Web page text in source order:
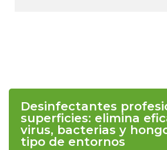
Desinfectantes
superficies: elimina
virus, bacterias y
tipo de entornos